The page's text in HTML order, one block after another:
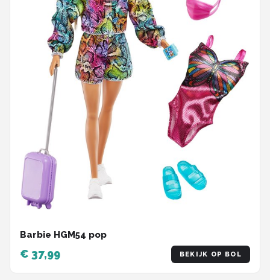
Barbie HGM54 pop
€ 37,99 BEKIJK OP BOL